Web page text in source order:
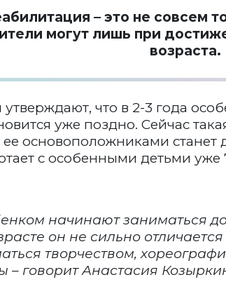
– это не совсем
могут лишь при
возраста.
что в 2-3 года
уже поздно. Сейчас
ее основоположниками
с особенными детьми уже
начинают заниматься
он не сильно
творчеством,
– говорит Анастасия